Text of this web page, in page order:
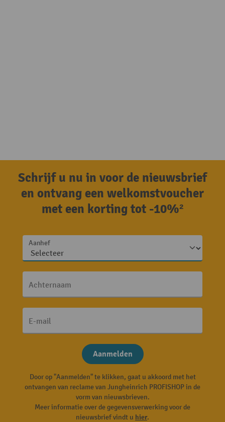
Schrijf u nu in voor de nieuwsbrief
en ontvang een welkomstvoucher
met een korting tot -10%²
Aanhef
Achternaam
E-mail
Aanmelden
Door op "Aanmelden" te klikken, gaat u akkoord met het
ontvangen van reclame van Jungheinrich PROFISHOP in de
vorm van nieuwsbrieven.
Meer informatie over de gegevensverwerking voor de
nieuwsbrief vindt u hier.